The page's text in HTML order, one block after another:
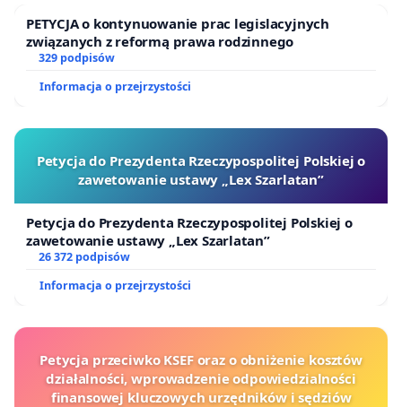
PETYCJA o kontynuowanie prac legislacyjnych
związanych z reformą prawa rodzinnego
329 podpisów
Informacja o przejrzystości
Petycja do Prezydenta Rzeczypospolitej Polskiej o
zawetowanie ustawy „Lex Szarlatan”
Petycja do Prezydenta Rzeczypospolitej Polskiej o
zawetowanie ustawy „Lex Szarlatan”
26 372 podpisów
Informacja o przejrzystości
Petycja przeciwko KSEF oraz o obniżenie kosztów
działalności, wprowadzenie odpowiedzialności
finansowej kluczowych urzędników i sędziów